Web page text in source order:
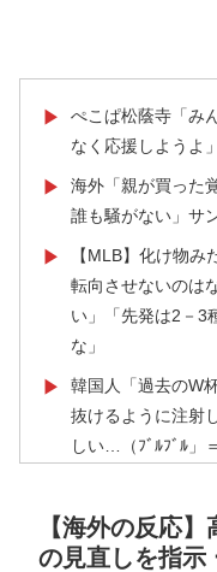
▶
ぺこぱ松蔭寺「み
なく応援しようよ」
▶
海外「親が買った
誰も騒がない」サ
▶
【MLB】化け物
転向させないのは
い」「先発は2－3
な」
▶
韓国人「過去のW
抜けるように注射
しい…（ﾌﾞﾙﾌﾞﾙ」
リーを導入へ！最
目指す」
【海外の反応
の見直しを指示